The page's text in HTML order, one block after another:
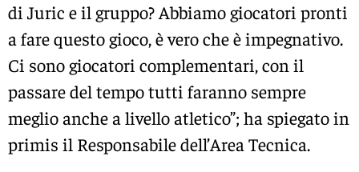
di Juric e il gruppo? Abbiamo giocatori pronti
a fare questo gioco, è vero che è impegnativo.
Ci sono giocatori complementari, con il
passare del tempo tutti faranno sempre
meglio anche a livello atletico”; ha spiegato in
primis il Responsabile dell’Area Tecnica.